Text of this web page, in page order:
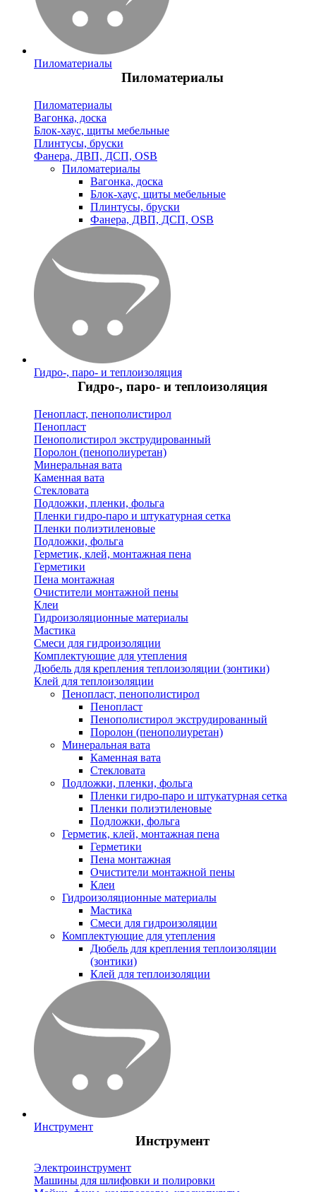
Пиломатериалы
Пиломатериалы
Пиломатериалы
Вагонка, доска
Блок-хаус, щиты мебельные
Плинтусы, бруски
Фанера, ДВП, ДСП, OSB
Пиломатериалы
Вагонка, доска
Блок-хаус, щиты мебельные
Плинтусы, бруски
Фанера, ДВП, ДСП, OSB
Гидро-, паро- и теплоизоляция
Гидро-, паро- и теплоизоляция
Пенопласт, пенополистирол
Пенопласт
Пенополистирол экструдированный
Поролон (пенополиуретан)
Минеральная вата
Каменная вата
Стекловата
Подложки, пленки, фольга
Пленки гидро-паро и штукатурная сетка
Пленки полиэтиленовые
Подложки, фольга
Герметик, клей, монтажная пена
Герметики
Пена монтажная
Очистители монтажной пены
Клеи
Гидроизоляционные материалы
Мастика
Смеси для гидроизоляции
Комплектующие для утепления
Дюбель для крепления теплоизоляции (зонтики)
Клей для теплоизоляции
Пенопласт, пенополистирол
Пенопласт
Пенополистирол экструдированный
Поролон (пенополиуретан)
Минеральная вата
Каменная вата
Стекловата
Подложки, пленки, фольга
Пленки гидро-паро и штукатурная сетка
Пленки полиэтиленовые
Подложки, фольга
Герметик, клей, монтажная пена
Герметики
Пена монтажная
Очистители монтажной пены
Клеи
Гидроизоляционные материалы
Мастика
Смеси для гидроизоляции
Комплектующие для утепления
Дюбель для крепления теплоизоляции
(зонтики)
Клей для теплоизоляции
Инструмент
Инструмент
Электроинструмент
Машины для шлифовки и полировки